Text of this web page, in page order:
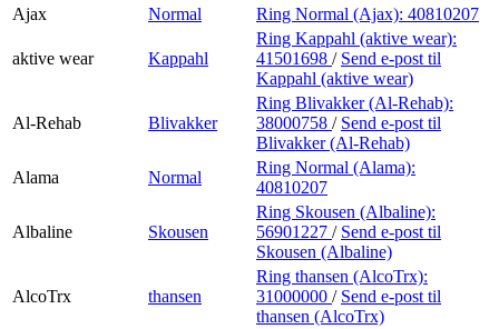
Ajax
Normal Ring Normal (Ajax): 40810207
aktive wear Kappahl
Ring Kappahl (aktive wear):
41501698 / Send e-post til
Kappahl (aktive wear)
Al-Rehab Blivakker
Ring Blivakker (Al-Rehab):
38000758 / Send e-post til
Blivakker (Al-Rehab)
Alama
Normal
Ring Normal (Alama):
40810207
Albaline Skousen
Ring Skousen (Albaline):
56901227 / Send e-post til
Skousen (Albaline)
AlcoTrx thansen
Ring thansen (AlcoTrx):
31000000 / Send e-post til
thansen (AlcoTrx)